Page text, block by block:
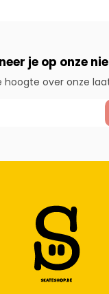
je op onze
hoogte over onze